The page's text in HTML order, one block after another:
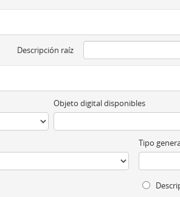
Descripción raíz
Objeto digital disponibles
Tipo